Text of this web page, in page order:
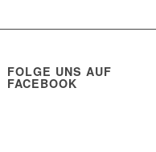
FOLGE UNS AUF
FACEBOOK